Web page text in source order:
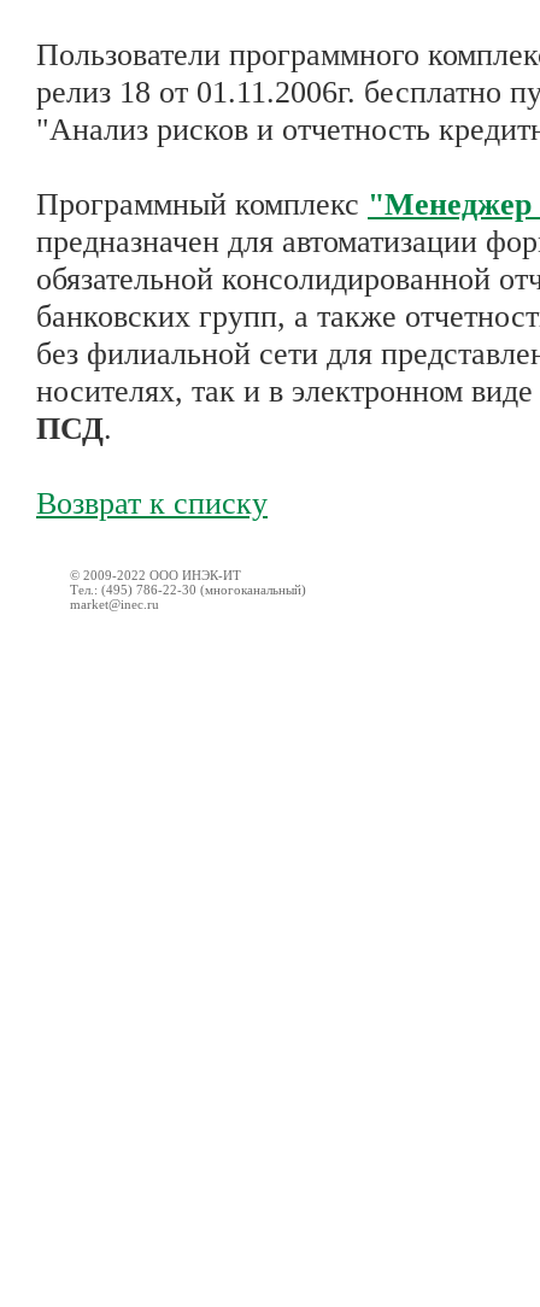
Пользователи программного
релиз 18 от 01.11.2006г. бесплатно
"Анализ рисков и отчетность
Программный комплекс
предназначен для автоматизации
обязательной консолидированной
банковских групп, а также
без филиальной сети для
носителях, так и в электронном
ПСД.
Возврат к списку
© 2009-2022 ООО ИНЭК-ИТ
Тел.: (495) 786-22-30 (многоканальный)
market@inec.ru